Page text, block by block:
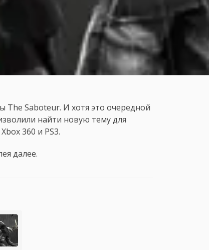
The Saboteur. И хотя это очередной
найти новую тему для
360 и PS3.
далее.